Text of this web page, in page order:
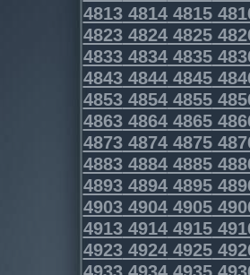
481348144815
482348244825
483348344835
484348444845
485348544855
486348644865
487348744875
488348844885
489348944895
490349044905
491349144915
492349244925